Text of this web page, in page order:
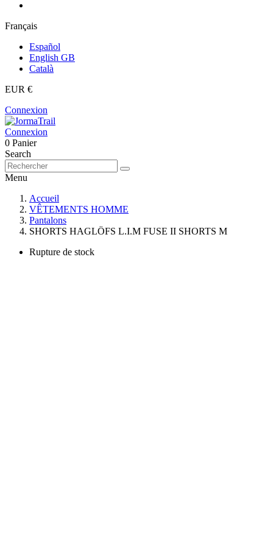
Français
Español
English GB
Català
EUR €
Connexion
Connexion
0 Panier
Search
Menu
Accueil
VÊTEMENTS HOMME
Pantalons
SHORTS HAGLÖFS L.I.M FUSE II SHORTS M
Rupture de stock